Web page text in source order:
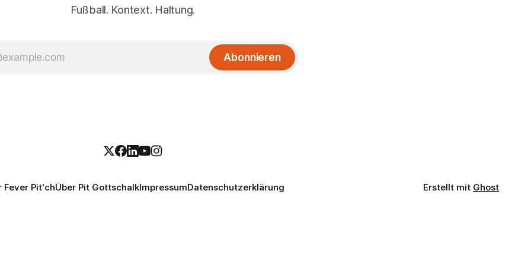
Fußball. Kontext. Haltung.
Abonnieren
Fever Pit'chÜber Pit GottschalkImpressumDatenschutzerklärung Erstellt mit Ghost